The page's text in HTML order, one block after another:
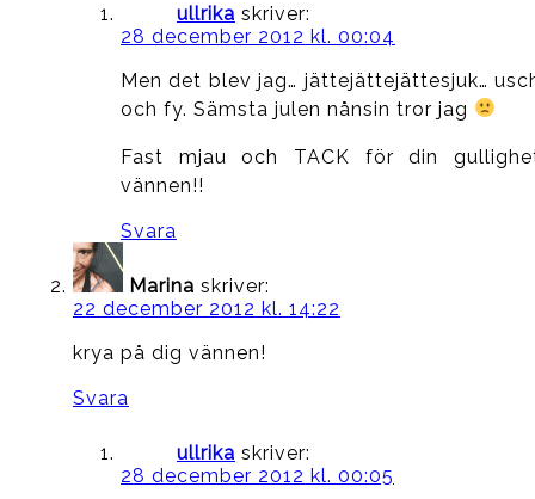
ullrika skriver:
28 december 2012 kl. 00:04
Men det blev jag… jättejättejättesjuk…
och fy. Sämsta julen nånsin tror jag
Fast mjau och TACK för din
vännen!!
Svara
Marina skriver:
22 december 2012 kl. 14:22
krya på dig vännen!
Svara
ullrika skriver:
28 december 2012 kl. 00:05